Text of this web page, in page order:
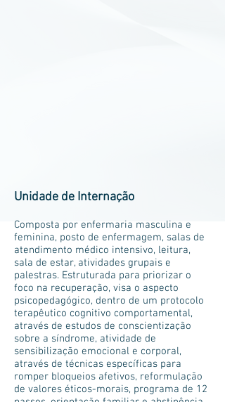
Unidade de Internação
Composta por enfermaria masculina e
feminina, posto de enfermagem, salas de
atendimento médico intensivo, leitura,
sala de estar, atividades grupais e
palestras. Estruturada para priorizar o
foco na recuperação, visa o aspecto
psicopedagógico, dentro de um protocolo
terapêutico cognitivo comportamental,
através de estudos de conscientização
sobre a síndrome, atividade de
sensibilização emocional e corporal,
através de técnicas específicas para
romper bloqueios afetivos, reformulação
de valores éticos-morais, programa de 12